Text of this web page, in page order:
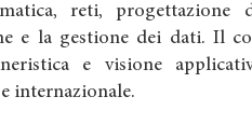
reti, progettazione
e la gestione dei dati. Il
e visione
internazionale.